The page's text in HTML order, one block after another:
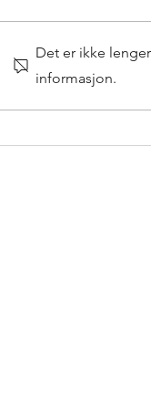
Siste kvelden med
Det er ikke
informasjon.